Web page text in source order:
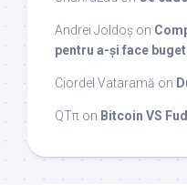
Andrei Joldoș on
pentru a-și face
Ciordel Vataramă on
QTπ on Bitcoin VS